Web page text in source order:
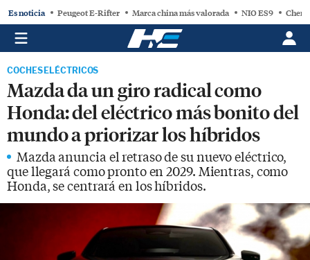
Es noticia Peugeot E-Rifter Marca china más valorada NIO ES9 Chery
COCHES ELÉCTRICOS
Mazda da un giro radical como
Honda: del eléctrico más bonito del
mundo a priorizar los híbridos
Mazda anuncia el retraso de su nuevo eléctrico,
que llegará como pronto en 2029. Mientras, como
Honda, se centrará en los híbridos.